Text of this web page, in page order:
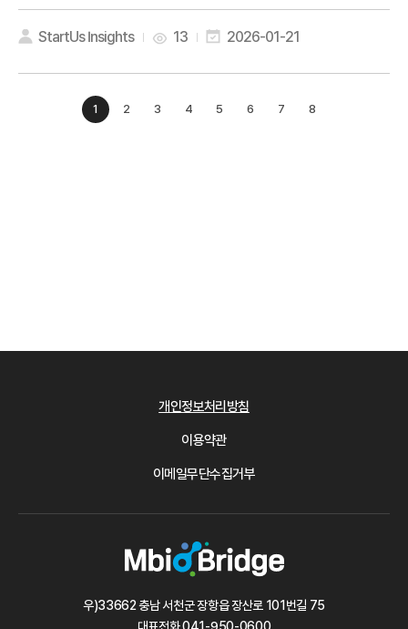
StartUs Insights 13 2026-01-21
1 2 3 4 5 6 7 8
개인정보처리방침
이용약관
이메일무단수집거부
우)33662 충남 서천군 장항읍 장산로 101번길 75
대표전화041-950-0600